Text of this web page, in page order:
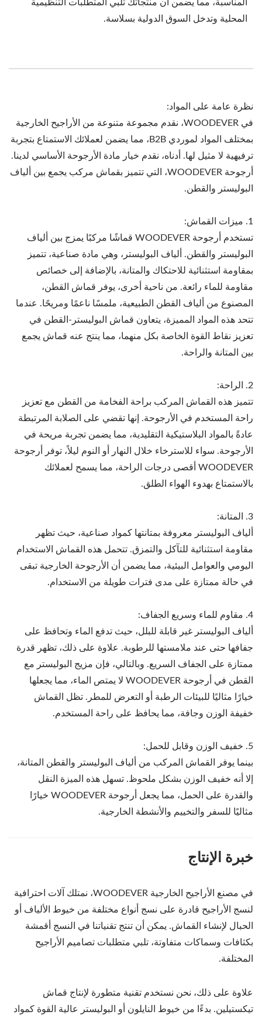
المناسبة، مما يضمن أن منتجاتك تلبي المتطلبات التنظيمية
المحلية وتدخل السوق الدولية بسلاسة.
نظرة عامة على المواد:
في WOODEVER، نقدم مجموعة متنوعة من الأراجيح الخارجية
بمختلف المواد لموردي B2B، مما يضمن لعملائك الاستمتاع بتجربة
ترفيهية لا مثيل لها. أدناه، نقدم خيار مادة الأرجوحة الأساسي لدينا.
أرجوحة WOODEVER، التي تتميز بقماش مركب يجمع بين ألياف
البوليستر والقطن.
1. ميزات القماش:
تستخدم أرجوحة WOODEVER قماشًا مركبًا يمزج بين ألياف
البوليستر والقطن. ألياف البوليستر، وهي مادة صناعية، تتميز
بمقاومة استثنائية للاحتكاك والمتانة، بالإضافة إلى خصائص
مقاومة للماء رائعة. من ناحية أخرى، يوفر قماش القطن،
المصنوع من ألياف القطن الطبيعية، ملمسًا ناعمًا ومريحًا. عندما
تتحد هذه المواد المميزة، يتعاون قماش البوليستر-القطن في
تعزيز نقاط القوة الخاصة بكل منهما، مما ينتج عنه قماش يجمع
بين المتانة والراحة.
2. الراحة:
تتميز هذه القماش المركب براحة الفخامة من القطن مع تعزيز
راحة المستخدم في الأرجوحة. إنها تقضي على الصلابة المرتبطة
عادةً بالمواد البلاستيكية التقليدية، مما يضمن تجربة مريحة في
الأرجوحة. سواء للاسترخاء خلال النهار أو النوم ليلاً، توفر أرجوحة
WOODEVER أقصى درجات الراحة، مما يسمح لعملائك
بالاستمتاع بهدوء الهواء الطلق.
3. المتانة:
ألياف البوليستر معروفة بمتانتها كمواد صناعية، حيث تظهر
مقاومة استثنائية للتآكل والتمزق. تتحمل هذه القماش الاستخدام
اليومي والعوامل البيئية، مما يضمن أن الأرجوحة الخارجية تبقى
في حالة ممتازة على مدى فترات طويلة من الاستخدام.
4. مقاوم للماء وسريع الجفاف:
ألياف البوليستر غير قابلة للبلل، حيث تدفع الماء وتحافظ على
جفافها حتى عند ملامستها للرطوبة. علاوة على ذلك، تظهر قدرة
ممتازة على الجفاف السريع. وبالتالي، فإن مزيج البوليستر مع
القطن في أرجوحة WOODEVER لا يمتص الماء، مما يجعلها
خيارًا مثاليًا للبيئات الرطبة أو التعرض للمطر. تظل القماش
خفيفة الوزن وجافة، مما يحافظ على راحة المستخدم.
5. خفيف الوزن وقابل للحمل:
بينما يوفر القماش المركب من ألياف البوليستر والقطن المتانة،
إلا أنه خفيف الوزن بشكل ملحوظ. تسهل هذه الميزة النقل
والقدرة على الحمل، مما يجعل أرجوحة WOODEVER خيارًا
مثاليًا للسفر والتخييم والأنشطة الخارجية.
خبرة الإنتاج
في مصنع الأراجيح الخارجية WOODEVER، نمتلك آلات احترافية
لنسج الأراجيح قادرة على نسج أنواع مختلفة من خيوط الألياف أو
الحبال لإنشاء القماش. يمكن أن تنتج تقنياتنا في النسج أقمشة
بكثافات وسماكات متفاوتة، تلبي متطلبات تصاميم الأراجيح
المختلفة.
علاوة على ذلك، نحن نستخدم تقنية متطورة لإنتاج قماش
تيكستيلين. بدءًا من خيوط النايلون أو البوليستر عالية القوة كمواد